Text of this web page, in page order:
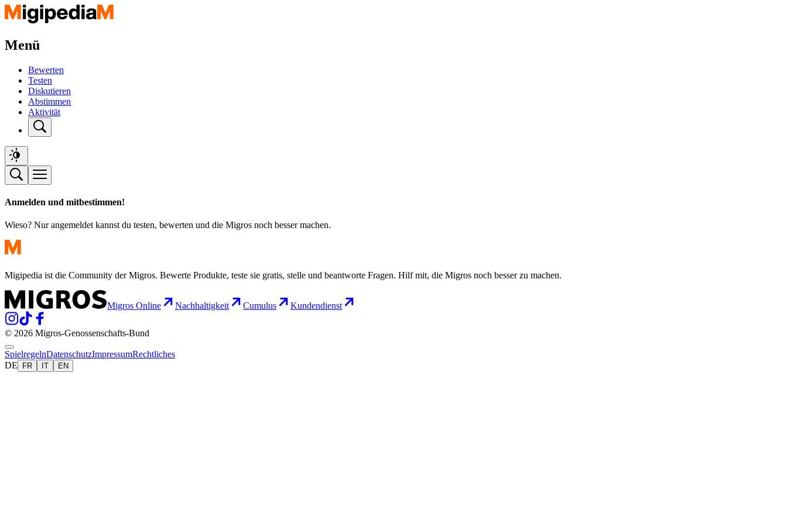
Menü
Bewerten
Testen
Diskutieren
Abstimmen
Aktivität
Anmelden und mitbestimmen!
Wieso? Nur angemeldet kannst du testen, bewerten und die Migros noch besser machen.
Migipedia ist die Community der Migros. Bewerte Produkte, teste sie gratis, stelle und beantworte Fragen. Hilf mit, die Migros noch besser zu machen.
Migros Online Nachhaltigkeit Cumulus Kundendienst
© 2026 Migros-Genossenschafts-Bund
SpielregelnDatenschutzImpressumRechtliches
DE
FR IT EN